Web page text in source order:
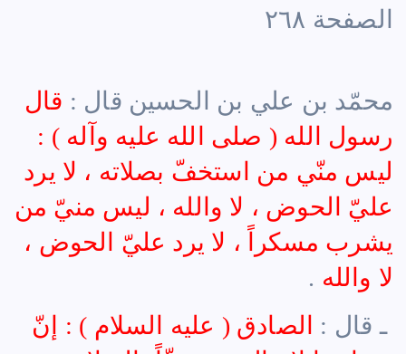
الصفحة ٢٦٨
محمّد بن علي بن الحسين قال : قال
رسول الله ( صلى الله عليه وآله ) :
ليس منّي من استخفّ بصلاته ، لا يرد
عليّ الحوض ، لا والله ، ليس منيّ من
يشرب مسكراً ، لا يرد عليّ الحوض ،
لا والله .
ـ قال :
الصادق ( عليه السلام ) : إنّ